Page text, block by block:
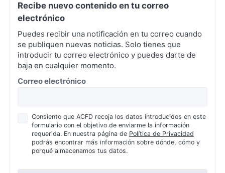
Recibe nuevo contenido en tu correo
electrónico
Puedes recibir una notificación en tu correo cuando
se publiquen nuevas noticias. Solo tienes que
introducir tu correo electrónico y puedes darte de
baja en cualquier momento.
Correo electrónico*
Política
Privacidad
Consiento que ACFD recoja los datos introducidos en este
formulario con el objetivo de enviarme la información
requerida. En nuestra página de Política de Privacidad
podrás encontrar más información sobre dónde, cómo y
porqué almacenamos tus datos.